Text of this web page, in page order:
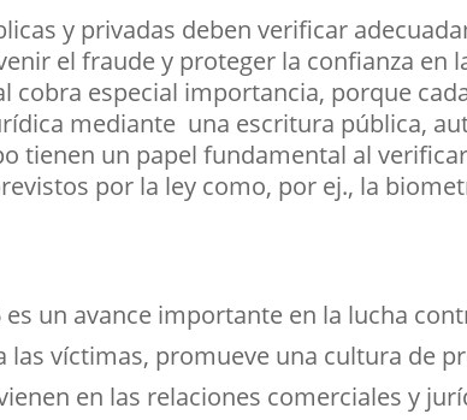
y privadas deben verificar
el fraude y proteger la confianza en
cobra especial importancia, porque
mediante una escritura pública,
tienen un papel fundamental al
por la ley como, por ej., la
es un avance importante en la lucha
las víctimas, promueve una cultura de
en las relaciones comerciales y